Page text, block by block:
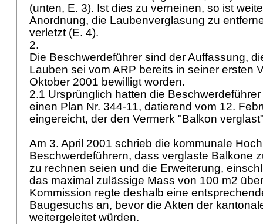
(unten, E. 3). Ist dies zu verneinen, so ist
Anordnung, die Laubenverglasung zu
verletzt (E. 4).
2.
Die Beschwerdeführer sind der Auffassung,
Lauben sei vom ARP bereits in seiner ersten
Oktober 2001 bewilligt worden.
2.1 Ursprünglich hatten die
einen Plan Nr. 344-11, datierend vom 12.
eingereicht, der den Vermerk "Balkon
Am 3. April 2001 schrieb die kommunale
Beschwerdeführern, dass verglaste Balkone
zu rechnen seien und die Erweiterung,
das maximal zulässige Mass von 100 m2
Kommission regte deshalb eine
Baugesuchs an, bevor die Akten der
weitergeleitet würden.